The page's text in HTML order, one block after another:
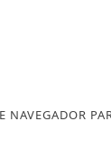
NAVEGADOR